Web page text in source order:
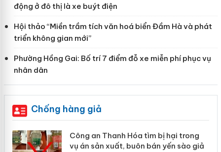
động ở đô thị là xe buýt điện
Hội thảo “Miền trầm tích văn hoá biển Đầm Hà và phát
triển không gian mới”
Phường Hồng Gai: Bố trí 7 điểm đỗ xe miễn phí phục vụ
nhân dân
Chống hàng giả
Công an Thanh Hóa tìm bị hại trong
vụ án sản xuất, buôn bán yến sào giả